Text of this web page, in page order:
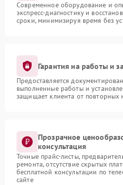
Современное оборудование и
экспресс-диагностику и
сроки, минимизируя время без
Гарантия на работы и
Предоставляется
выполненные работы и
защищает клиента от повторных
Прозрачное
консультация
Точные прайс-листы,
ремонта, отсутствие скрытых
бесплатной консультации по
сайте